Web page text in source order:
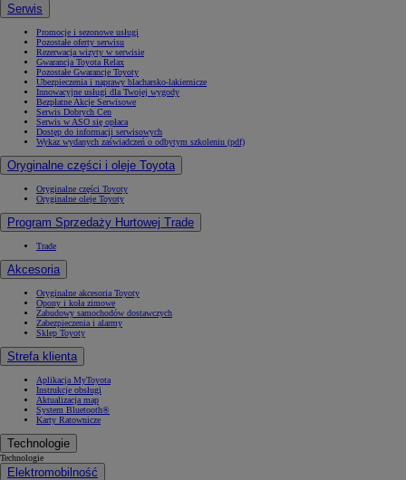
Serwis
Promocje i sezonowe usługi
Pozostałe oferty serwisu
Rezerwacja wizyty w serwisie
Gwarancja Toyota Relax
Pozostałe Gwarancje Toyoty
Ubezpieczenia i naprawy blacharsko-lakiernicze
Innowacyjne usługi dla Twojej wygody
Bezpłatne Akcje Serwisowe
Serwis Dobrych Cen
Serwis w ASO się opłaca
Dostęp do informacji serwisowych
Wykaz wydanych zaświadczeń o odbytym szkoleniu (pdf)
Oryginalne części i oleje Toyota
Oryginalne części Toyoty
Oryginalne oleje Toyoty
Program Sprzedaży Hurtowej Trade
Trade
Akcesoria
Oryginalne akcesoria Toyoty
Opony i koła zimowe
Zabudowy samochodów dostawczych
Zabezpieczenia i alarmy
Sklep Toyoty
Strefa klienta
Aplikacja MyToyota
Instrukcje obsługi
Aktualizacja map
System Bluetooth®
Karty Ratownicze
Technologie
Technologie
Elektromobilność